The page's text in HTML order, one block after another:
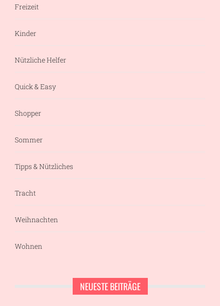
Freizeit
Kinder
Nützliche Helfer
Quick & Easy
Shopper
Sommer
Tipps & Nützliches
Tracht
Weihnachten
Wohnen
NEUESTE BEITRÄGE